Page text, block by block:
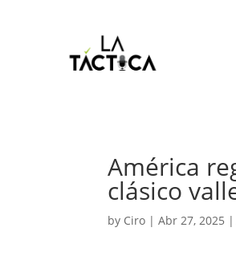
América
clásico
by Ciro |Abr 27, 2025